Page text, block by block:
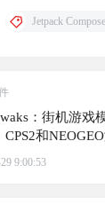
Jetpack Compose
：街机游戏
CPS2和
游戏
9:00:53